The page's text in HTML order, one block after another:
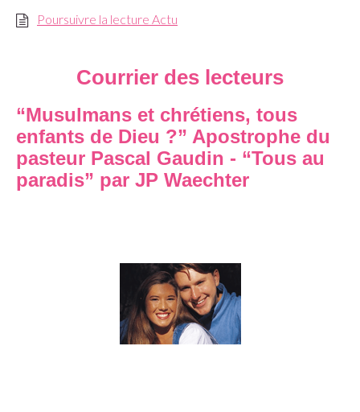
Poursuivre la lecture Actu
Courrier des lecteurs
“Musulmans et chrétiens, tous
enfants de Dieu ?” Apostrophe du
pasteur Pascal Gaudin - “Tous au
paradis” par JP Waechter